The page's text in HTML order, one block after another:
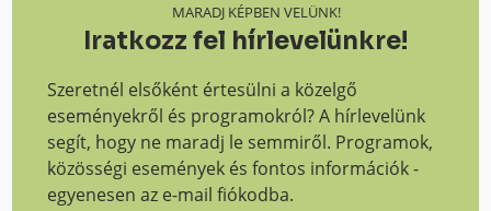
MARADJ KÉPBEN VELÜNK!
Iratkozz fel hírlevelünkre!
Szeretnél elsőként értesülni a közelgő
eseményekről és programokról? A hírlevelünk
segít, hogy ne maradj le semmiről. Programok,
közösségi események és fontos információk -
egyenesen az e-mail fiókodba.